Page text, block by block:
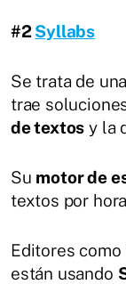
#2Syllabs
Se trata de
trae
de textos y la
Su motor de
textos por
Editores como
están usando